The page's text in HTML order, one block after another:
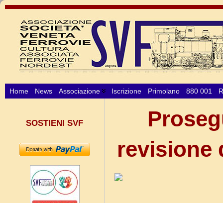
Home News Associazione Iscrizione Primolano 880 001
SOSTIENI SVF
revisione